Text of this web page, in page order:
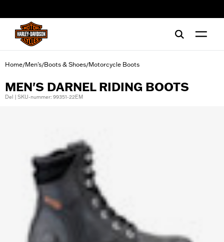
Home/Men's/Boots & Shoes/Motorcycle Boots
MEN'S DARNEL RIDING BOOTS
Del | SKU-nummer: 99351-22EM